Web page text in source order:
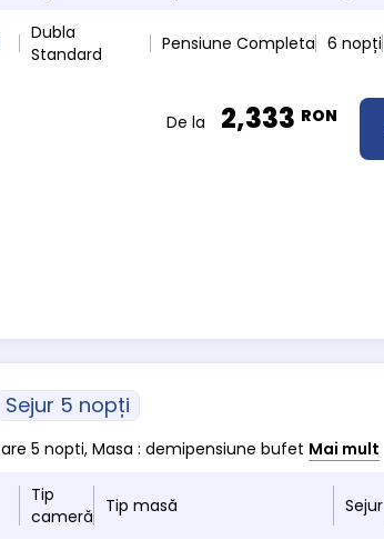
Dubla
Standard
Pensiune Completa 6 nopți
De la 2,333 RON
Sejur 5 nopți
5 nopti, Masa : demipensiune bufet Mai mult
Tip
cameră
Tip masă Sejur